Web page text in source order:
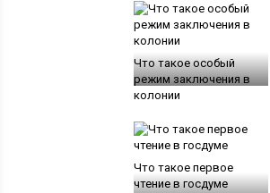
Что такое особый
режим заключения в
колонии
Что такое первое
чтение в госдуме